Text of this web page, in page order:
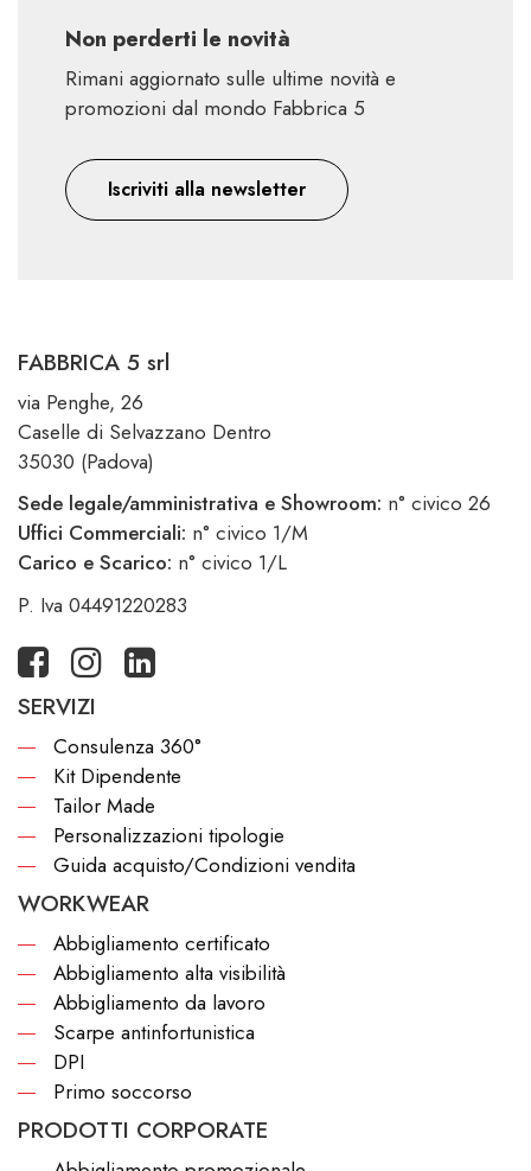
Non perderti le novità
Rimani aggiornato sulle ultime novità e
promozioni dal mondo Fabbrica 5
Iscriviti alla newsletter
FABBRICA 5 srl
via Penghe, 26
Caselle di Selvazzano Dentro
35030 (Padova)
Sede legale/amministrativa e Showroom: n° civico 26
Uffici Commerciali: n° civico 1/M
Carico e Scarico: n° civico 1/L
P. Iva 04491220283
SERVIZI
Consulenza 360°
Kit Dipendente
Tailor Made
Personalizzazioni tipologie
Guida acquisto/Condizioni vendita
WORKWEAR
Abbigliamento certificato
Abbigliamento alta visibilità
Abbigliamento da lavoro
Scarpe antinfortunistica
DPI
Primo soccorso
PRODOTTI CORPORATE